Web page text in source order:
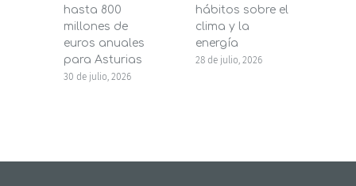
hasta 800
millones de
euros anuales
para Asturias
30 de julio, 2026
hábitos sobre el
clima y la
energía
28 de julio, 2026